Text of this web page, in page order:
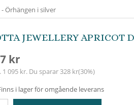
Örhängen i silver
JEWELLERY APRICOT
kr
1 095 kr. Du sparar328 kr(30%)
i lager för omgående leverans